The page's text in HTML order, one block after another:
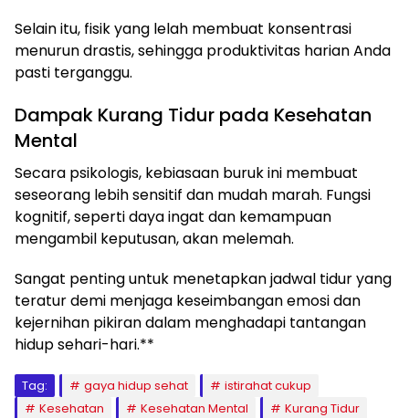
Selain itu, fisik yang lelah membuat konsentrasi
menurun drastis, sehingga produktivitas harian Anda
pasti terganggu.
Dampak Kurang Tidur pada Kesehatan
Mental
Secara psikologis, kebiasaan buruk ini membuat
seseorang lebih sensitif dan mudah marah. Fungsi
kognitif, seperti daya ingat dan kemampuan
mengambil keputusan, akan melemah.
Sangat penting untuk menetapkan jadwal tidur yang
teratur demi menjaga keseimbangan emosi dan
kejernihan pikiran dalam menghadapi tantangan
hidup sehari-hari.**
Tag: gaya hidup sehat
istirahat cukup
Kesehatan
Kesehatan Mental
Kurang Tidur